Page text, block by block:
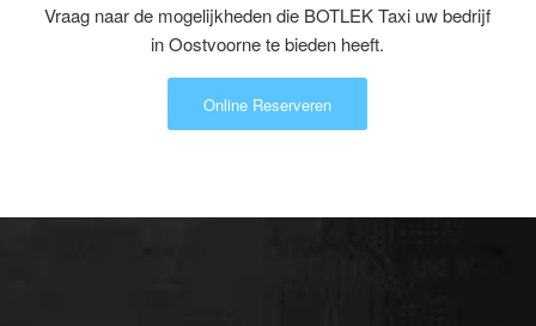
Vraag naar de mogelijkheden die BOTLEK Taxi uw bedrijf
in Oostvoorne te bieden heeft.
Online Reserveren